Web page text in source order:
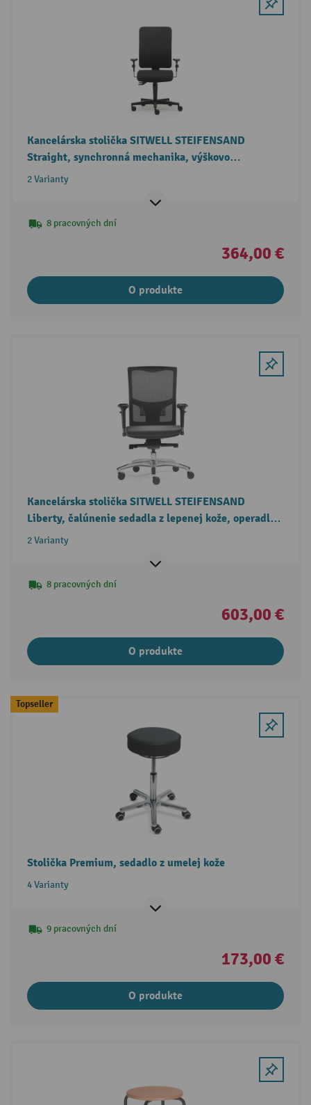
Kancelárska stolička SITWELL STEIFENSAND
Straight, synchronná mechanika, výškovo
nastaviteľná lakťová opierka
2 Varianty
8 pracovných dní
364,00 €
O produkte
Kancelárska stolička SITWELL STEIFENSAND
Liberty, čalúnenie sedadla z lepenej kože, operadlo
zo sieťoviny
2 Varianty
8 pracovných dní
603,00 €
O produkte
Topseller
Stolička Premium, sedadlo z umelej kože
4 Varianty
9 pracovných dní
173,00 €
O produkte